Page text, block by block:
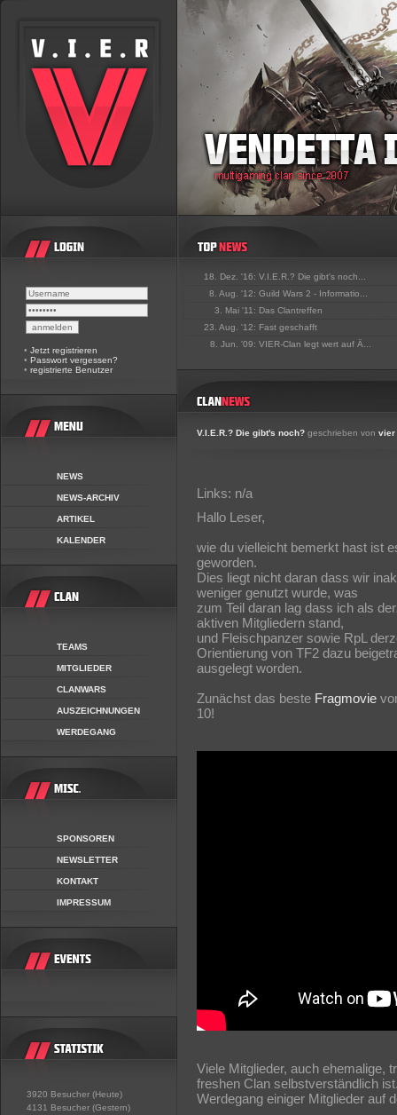
• Jetzt registrieren
• Passwort vergessen?
• registrierte Benutzer
NEWS
NEWS-ARCHIV
ARTIKEL
KALENDER
TEAMS
MITGLIEDER
CLANWARS
AUSZEICHNUNGEN
WERDEGANG
SPONSOREN
NEWSLETTER
KONTAKT
IMPRESSUM
3920 Besucher (Heute)
4131 Besucher (Gestern)
18. Dez. '16: V.I.E.R.? Die gibt's noch...
8. Aug. '12: Guild Wars 2 - Informatio...
3. Mai '11: Das Clantreffen
23. Aug. '12: Fast geschafft
8. Jun. '09: VIER-Clan legt wert auf Ä...
V.I.E.R.? Die gibt's noch? geschrieben von vier
Links: n/a
Hallo Leser,
wie du vielleicht bemerkt hast ist
geworden.
Dies liegt nicht daran dass wir
weniger genutzt wurde, was
zum Teil daran lag dass ich als
aktiven Mitgliedern stand,
und Fleischpanzer sowie RpL
Orientierung von TF2 dazu
ausgelegt worden.
Zunächst das beste Fragmovie
10!
Viele Mitglieder, auch ehemalige,
freshen Clan selbstverständlich
Werdegang einiger Mitglieder auf